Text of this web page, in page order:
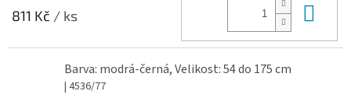
811 Kč / ks
Barva: modrá-černá, Velikost: 54 do 175 cm
| 4536/77